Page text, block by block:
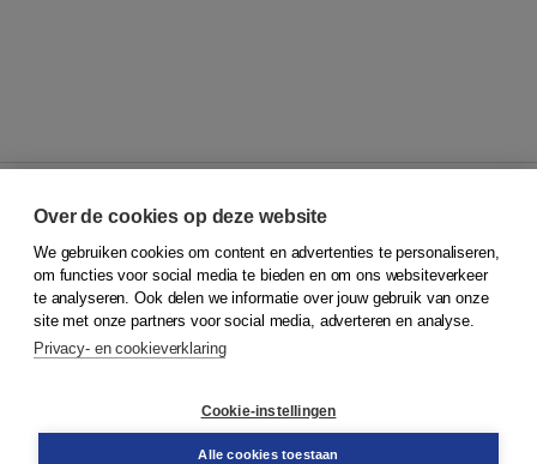
© 2026Koninklijke Boom uitgevers
Klantenservice
Service & informatie
Contact
Over de cookies op deze website
We gebruiken cookies om content en advertenties te personaliseren,
om functies voor social media te bieden en om ons websiteverkeer
te analyseren. Ook delen we informatie over jouw gebruik van onze
site met onze partners voor social media, adverteren en analyse.
Privacy- en cookieverklaring
Cookie-instellingen
Alle cookies toestaan